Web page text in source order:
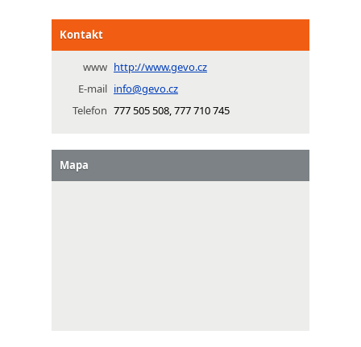
Kontakt
www http://www.gevo.cz
E-mail info@gevo.cz
Telefon 777 505 508, 777 710 745
Mapa